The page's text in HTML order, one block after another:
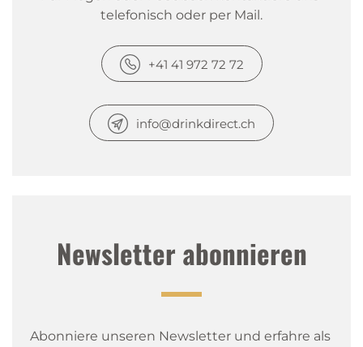
telefonisch oder per Mail.
+41 41 972 72 72
info@drinkdirect.ch
Newsletter abonnieren
Abonniere unseren Newsletter und erfahre als